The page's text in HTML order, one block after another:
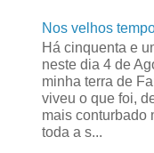
Nos velhos
Há cinquenta e
neste dia 4 de
minha terra de
viveu o que foi,
mais conturbado
toda a s...